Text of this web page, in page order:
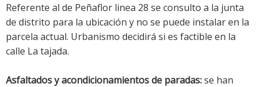
Referente al de Peñaflor linea 28 se consulto a la junta
de distrito para la ubicación y no se puede instalar en la
parcela actual. Urbanismo decidirá si es factible en la
calle La tajada.
Asfaltados y acondicionamientos de paradas:se han